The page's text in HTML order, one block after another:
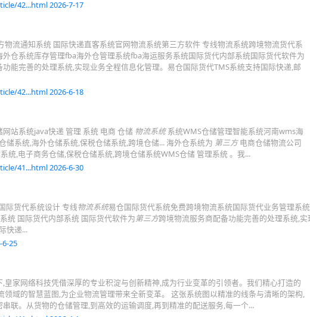
42...html 2026-7-17
物流通知系统 国际快递直客系统官网物流系统第三方软件 专线物流系统跨境物流货代系
仓系统库存管理fba海外仓管理系统fba海运服务系统国际货代内部系统国际货代软件为
能完善的处理系统,实现业务全程信息化管理。易仓国际货代TMS系统支持国际快递,邮
42...html 2026-6-18
站系统java快递 管理 系统 电商 仓储 物流系统系统WMS仓储管理智能系统河南wms海
储系统,海外仓储系统,保税仓储系统,跨境仓储... 海外仓系统为 第三方电商仓储物流公司
统,电子商务仓储,保税仓储系统,跨境仓储系统WMS仓储 管理系统 。我...
41...html 2026-6-30
际货代系统设计 专线物流系统易仓国际货代系统免费跨境物流系统国际货代业务管理系
统 国际货代内部系统 国际货代软件为第三方跨境物流服务商配备功能完善的处理系统,
快递...
25
皇家网络科技凭借深厚的专业积淀与创新精神,成为行业变革的引领者。我们精心打造的
领域的智慧蓝图,为企业物流管理带来全新变革。 这张系统图以精准的线条与清晰的架构,
联。从货物的仓储管理,到高效的运输调度,再到精准的配送服务,每一个...